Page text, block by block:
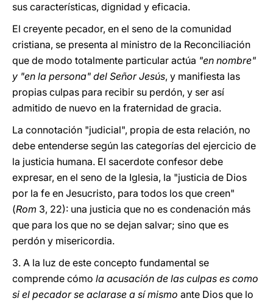
sus características, dignidad y eficacia.
El creyente pecador, en el seno de la comunidad
cristiana, se presenta al ministro de la Reconciliación
que de modo totalmente particular actúa "en nombre"
y "en la persona" del Señor Jesús, y manifiesta las
propias culpas para recibir su perdón, y ser así
admitido de nuevo en la fraternidad de gracia.
La connotación "judicial", propia de esta relación, no
debe entenderse según las categorías del ejercicio de
la justicia humana. El sacerdote confesor debe
expresar, en el seno de la Iglesia, la "justicia de Dios
por la fe en Jesucristo, para todos los que creen"
(Rom 3, 22): una justicia que no es condenación más
que para los que no se dejan salvar; sino que es
perdón y misericordia.
3. A la luz de este concepto fundamental se
comprende cómo la acusación de las culpas es como
si el pecador se aclarase a sí mismo ante Dios que lo